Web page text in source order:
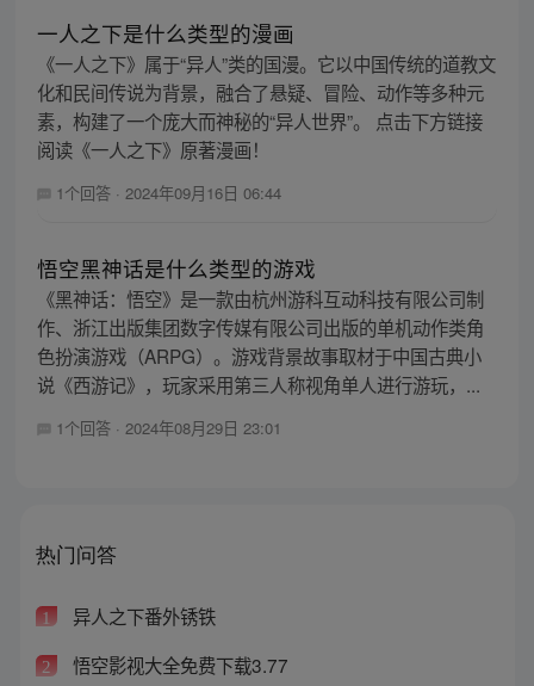
一人之下是什么类型的漫画
《一人之下》属于“异人”类的国漫。它以中国传统的道教文
化和民间传说为背景，融合了悬疑、冒险、动作等多种元
素，构建了一个庞大而神秘的“异人世界”。 点击下方链接
阅读《一人之下》原著漫画！
1个回答 · 2024年09月16日 06:44
悟空黑神话是什么类型的游戏
《黑神话：悟空》是一款由杭州游科互动科技有限公司制
作、浙江出版集团数字传媒有限公司出版的单机动作类角
色扮演游戏（ARPG）。游戏背景故事取材于中国古典小
说《西游记》，玩家采用第三人称视角单人进行游玩，...
1个回答 · 2024年08月29日 23:01
热门问答
1 异人之下番外锈铁
2 悟空影视大全免费下载3.77